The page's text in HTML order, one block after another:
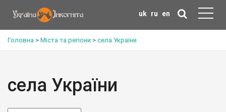
uk ru en
Головна > Міста та регіони > села України
села України